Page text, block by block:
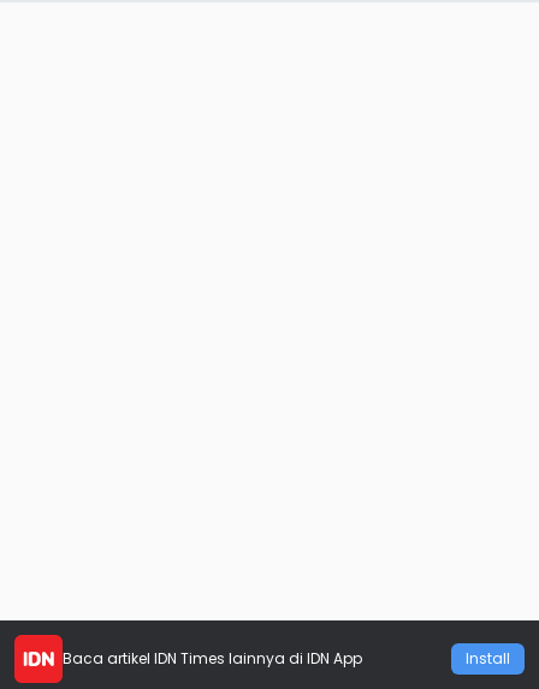
Baca artikel IDN Times lainnya di IDN App Install